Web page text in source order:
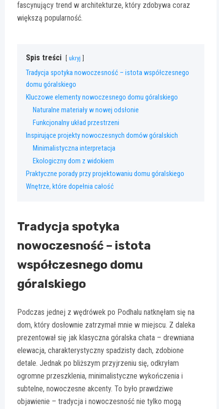
fascynujący trend w architekturze, który zdobywa coraz
większą popularność.
Spis treści ukryj
Tradycja spotyka nowoczesność – istota współczesnego
domu góralskiego
Kluczowe elementy nowoczesnego domu góralskiego
Naturalne materiały w nowej odsłonie
Funkcjonalny układ przestrzeni
Inspirujące projekty nowoczesnych domów góralskich
Minimalistyczna interpretacja
Ekologiczny dom z widokiem
Praktyczne porady przy projektowaniu domu góralskiego
Wnętrze, które dopełnia całość
Tradycja spotyka
nowoczesność – istota
współczesnego domu
góralskiego
Podczas jednej z wędrówek po Podhalu natknęłam się na
dom, który dosłownie zatrzymał mnie w miejscu. Z daleka
prezentował się jak klasyczna góralska chata – drewniana
elewacja, charakterystyczny spadzisty dach, zdobione
detale. Jednak po bliższym przyjrzeniu się, odkryłam
ogromne przeszklenia, minimalistyczne wykończenia i
subtelne, nowoczesne akcenty. To było prawdziwe
objawienie – tradycja i nowoczesność nie tylko mogą